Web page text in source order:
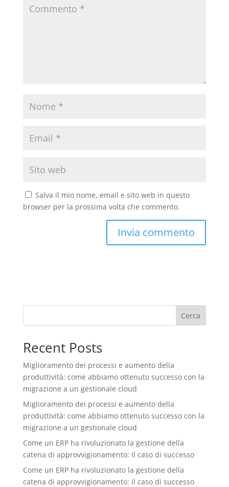
Salva il mio nome, email e sito web in questo
browser per la prossima volta che commento.
Cerca
Recent Posts
Miglioramento dei processi e aumento della
produttività: come abbiamo ottenuto successo con la
migrazione a un gestionale cloud
Miglioramento dei processi e aumento della
produttività: come abbiamo ottenuto successo con la
migrazione a un gestionale cloud
Come un ERP ha rivoluzionato la gestione della
catena di approvvigionamento: il caso di successo
Come un ERP ha rivoluzionato la gestione della
catena di approvvigionamento: il caso di successo